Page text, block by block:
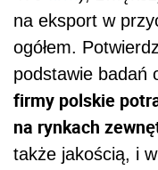
na eksport w
ogółem.
podstawie badań
firmy polskie
na rynkach
także jakością, i